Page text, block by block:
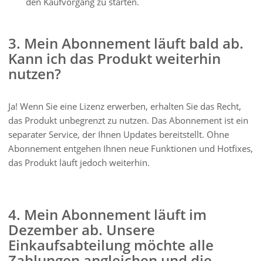
3. Mein Abonnement läuft bald ab.
Kann ich das Produkt weiterhin
nutzen?
Ja! Wenn Sie eine Lizenz erwerben, erhalten Sie das Recht,
das Produkt unbegrenzt zu nutzen. Das Abonnement ist ein
separater Service, der Ihnen Updates bereitstellt. Ohne
Abonnement entgehen Ihnen neue Funktionen und Hotfixes,
das Produkt läuft jedoch weiterhin.
4. Mein Abonnement läuft im
Dezember ab. Unsere
Einkaufsabteilung möchte alle